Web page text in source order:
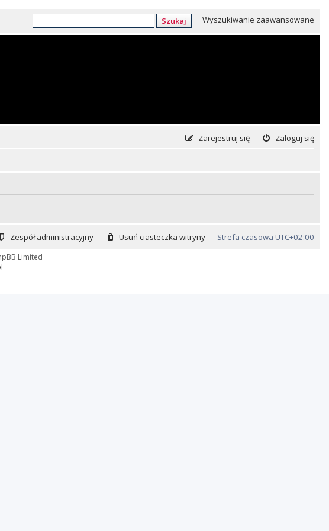
Szukaj Wyszukiwanie zaawansowane
Zaloguj się
Zarejestruj się
Strefa czasowa UTC+02:00
Usuń ciasteczka witryny
Zespół administracyjny
Limited